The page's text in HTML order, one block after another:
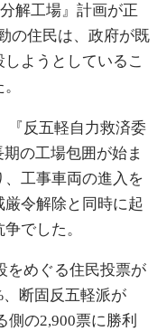
解工場』計画が正
の住民は、政府が既
ようとしているこ
『反五軽自力救済委
の工場包囲が始ま
工事車両の進入を
令解除と同時に起
でした。
をめぐる住民投票が
断固反五軽派が
側の2,900票に勝利